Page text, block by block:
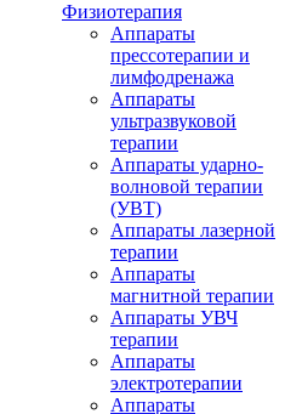
Физиотерапия
Аппараты
прессотерапии и
лимфодренажа
Аппараты
ультразвуковой
терапии
Аппараты ударно-
волновой терапии
(УВТ)
Аппараты лазерной
терапии
Аппараты
магнитной терапии
Аппараты УВЧ
терапии
Аппараты
электротерапии
Аппараты